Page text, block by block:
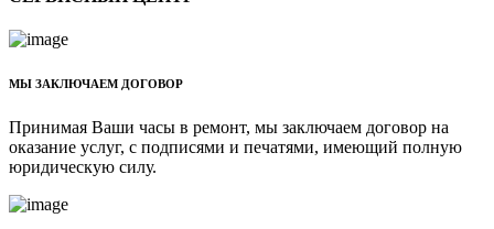
МЫ ЗАКЛЮЧАЕМ ДОГОВОР
Принимая Ваши часы в ремонт, мы заключаем договор на
оказание услуг, с подписями и печатями, имеющий полную
юридическую силу.